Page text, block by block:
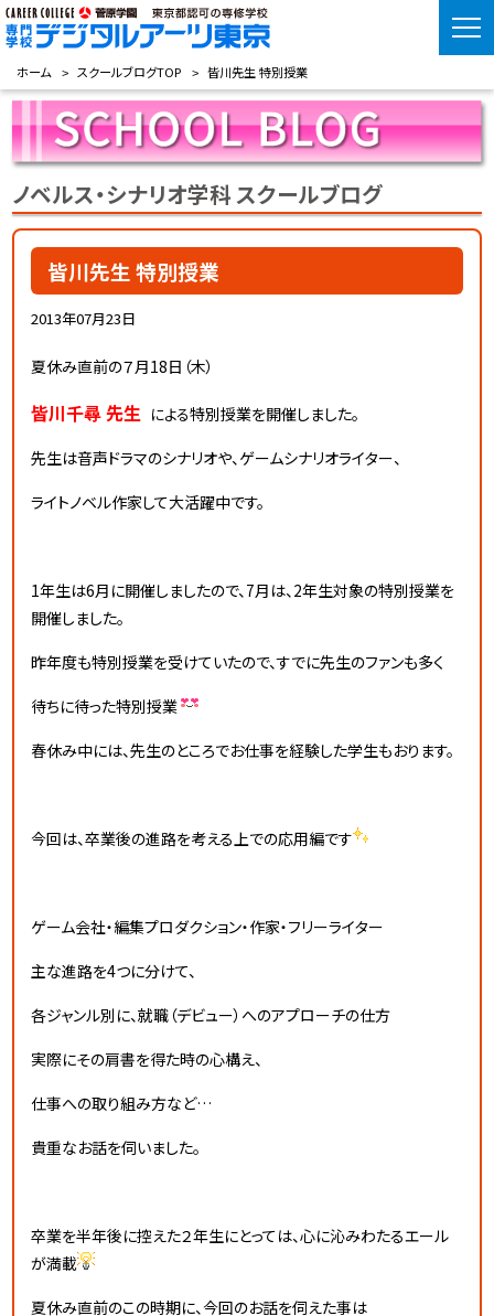
ホーム スクールブログTOP 皆川先生 特別授業
ノベルス・シナリオ学科 スクールブログ
皆川先生 特別授業
2013年07月23日
夏休み直前の７月18日（木）
皆川千尋 先生 による特別授業を開催しました。
先生は音声ドラマのシナリオや、ゲームシナリオライター、
ライトノベル作家して大活躍中です。
1年生は6月に開催しましたので、7月は、2年生対象の特別授業を
開催しました。
昨年度も特別授業を受けていたので、すでに先生のファンも多く
待ちに待った特別授業
春休み中には、先生のところでお仕事を経験した学生もおります。
今回は、卒業後の進路を考える上での応用編です
ゲーム会社・編集プロダクション・作家・フリーライター
主な進路を4つに分けて、
各ジャンル別に、就職（デビュー）へのアプローチの仕方
実際にその肩書を得た時の心構え、
仕事への取り組み方など…
貴重なお話を伺いました。
卒業を半年後に控えた２年生にとっては、心に沁みわたるエール
が満載
夏休み直前のこの時期に、今回のお話を伺えた事は